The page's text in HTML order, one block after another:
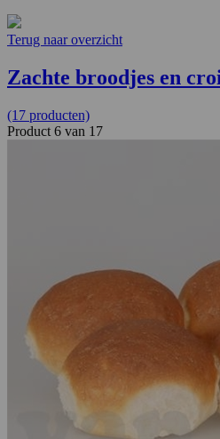
Terug naar overzicht
Zachte broodjes en
(17 producten)
Product 6 van 17